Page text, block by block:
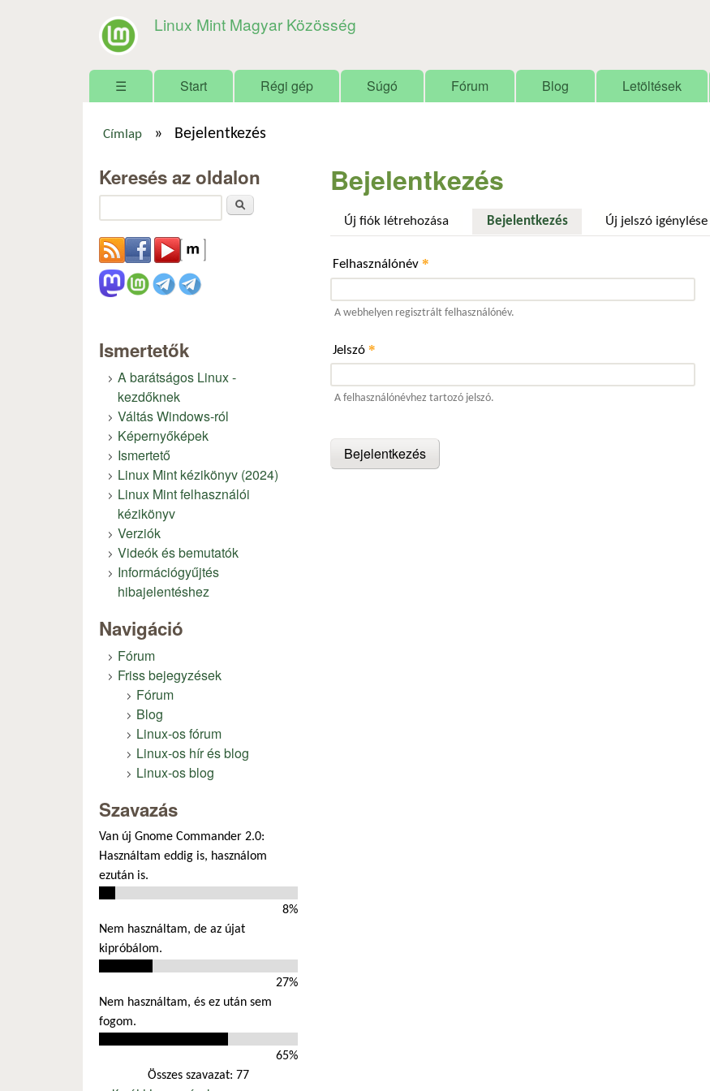
Linux Mint Magyar Közösség
Főmenü
☰ Start Régi gép Súgó Fórum Blog Letöltések
Címlap » Bejelentkezés
Bejelentkezés
Új fiók létrehozása Bejelentkezés(aktív fül)Új jelszó igénylése
Felhasználónév *
A webhelyen regisztrált felhasználónév.
Jelszó *
A felhasználónévhez tartozó jelszó.
Keresés az oldalon
Ismertetők
A barátságos Linux -
kezdőknek
Váltás Windows-ról
Képernyőképek
Ismertető
Linux Mint kézikönyv (2024)
Linux Mint felhasználói
kézikönyv
Verziók
Videók és bemutatók
Információgyűjtés
hibajelentéshez
Navigáció
Fórum
Friss bejegyzések
Fórum
Blog
Linux-os fórum
Linux-os hír és blog
Linux-os blog
Szavazás
Van új Gnome Commander 2.0:
Használtam eddig is, használom
ezután is.
8%
Nem használtam, de az újat
kipróbálom.
27%
Nem használtam, és ez után sem
fogom.
65%
Összes szavazat: 77